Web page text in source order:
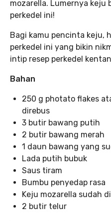
mozarella. Lumernya keju
perkedel ini!
Bagi kamu pencinta keju,
perkedel ini yang bikin
intip resep perkedel
Bahan
250 g photato flakes
direbus
3 butir bawang putih
2 butir bawang merah
1 daun bawang yang
Lada putih bubuk
Saus tiram
Bumbu penyedap rasa
Keju mozarella sudah
2 butir telur